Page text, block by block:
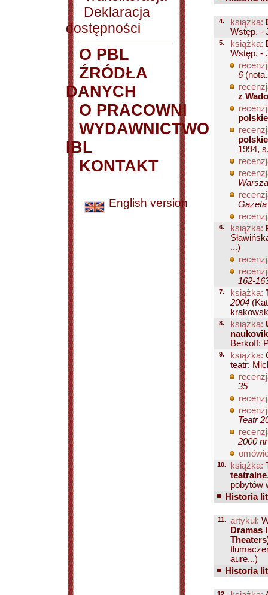
Deklaracja
dostępności
O PBL
ŹRÓDŁA
DANYCH
O PRACOWNI
WYDAWNICTWO
IBL
KONTAKT
English version
4. książka:
Wstęp. -
5. książka:
Wstęp. -
6
z
1994,
6. książka:
...)
162-
7. książka:
2004
8. książka:
Berkoff:
9. książka:
teatr:
35
Teatr
2000
10. książka:
teatralne
pobytów
Historia
11. artykuł:
Dramas
aure...)
Historia